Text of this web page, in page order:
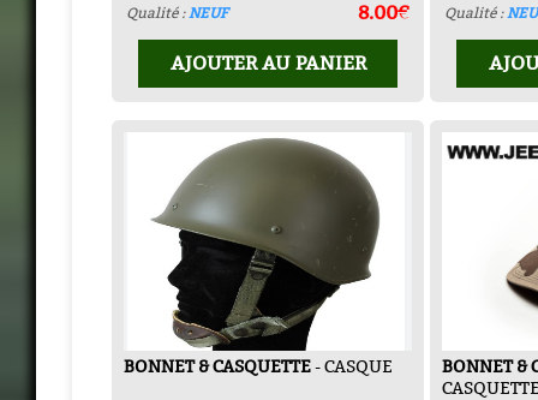
Qualité :NEUF 8.00€
AJOUTER AU PANIER
Qualité :
BONNET & CASQUETTE- CASQUE
BONNET &